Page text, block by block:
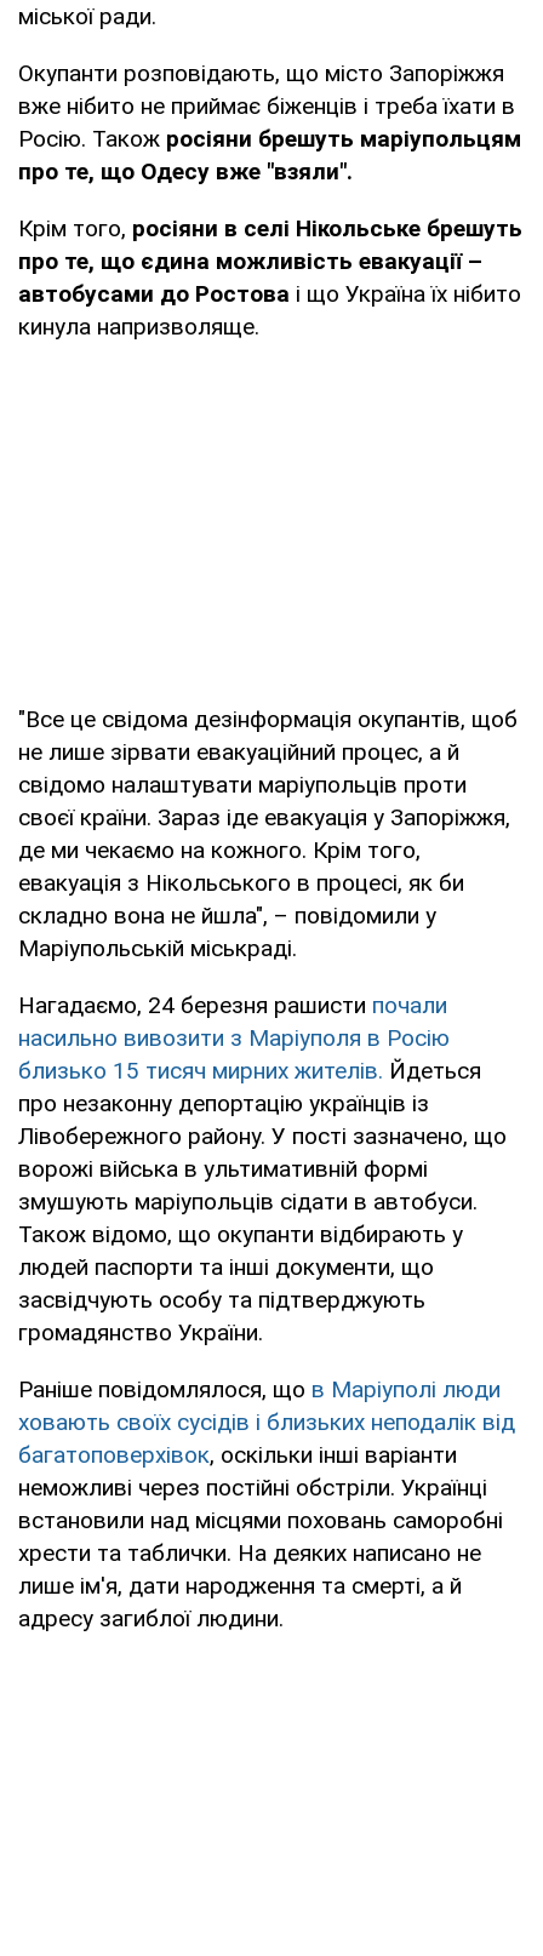
міської ради.
Окупанти розповідають, що місто Запоріжжя
вже нібито не приймає біженців і треба їхати в
Росію. Також росіяни брешуть маріупольцям
про те, що Одесу вже "взяли".
Крім того, росіяни в селі Нікольське брешуть
про те, що єдина можливість евакуації –
автобусами до Ростова і що Україна їх нібито
кинула напризволяще.
"Все це свідома дезінформація окупантів, щоб
не лише зірвати евакуаційний процес, а й
свідомо налаштувати маріупольців проти
своєї країни. Зараз іде евакуація у Запоріжжя,
де ми чекаємо на кожного. Крім того,
евакуація з Нікольського в процесі, як би
складно вона не йшла", – повідомили у
Маріупольській міськраді.
Нагадаємо, 24 березня рашисти почали
насильно вивозити з Маріуполя в Росію
близько 15 тисяч мирних жителів. Йдеться
про незаконну депортацію українців із
Лівобережного району. У пості зазначено, що
ворожі війська в ультимативній формі
змушують маріупольців сідати в автобуси.
Також відомо, що окупанти відбирають у
людей паспорти та інші документи, що
засвідчують особу та підтверджують
громадянство України.
Раніше повідомлялося, що в Маріуполі люди
ховають своїх сусідів і близьких неподалік від
багатоповерхівок, оскільки інші варіанти
неможливі через постійні обстріли. Українці
встановили над місцями поховань саморобні
хрести та таблички. На деяких написано не
лише ім'я, дати народження та смерті, а й
адресу загиблої людини.